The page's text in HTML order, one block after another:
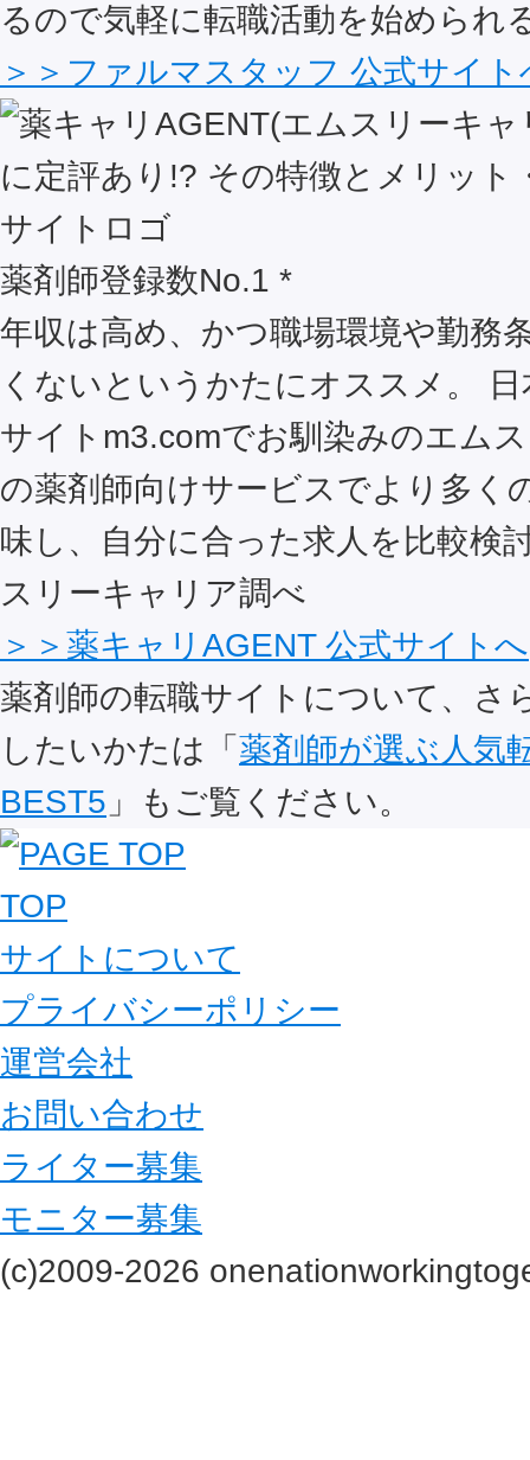
るので気軽に転職活動を始められ
＞＞ファルマスタッフ 公式サイト
薬剤師登録数No.1 *
年収は高め、かつ職場環境や勤務
くないというかたにオススメ。
サイトm3.comでお馴染みのエム
の薬剤師向けサービスでより多く
味し、自分に合った求人を比較検
スリーキャリア調べ
＞＞薬キャリAGENT 公式サイトへ
薬剤師の転職サイトについて、さ
したいかたは「 薬剤師が選ぶ人気
BEST5 」もご覧ください。
TOP
サイトについて
プライバシーポリシー
運営会社
お問い合わせ
ライター募集
モニター募集
(c)2009-2026